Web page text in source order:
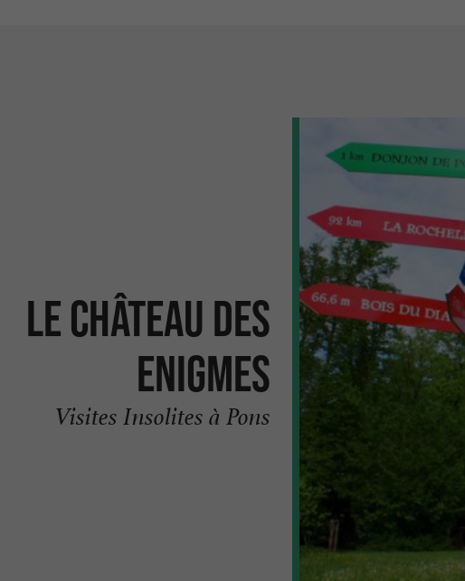
Le Château des
Enigmes
Visites Insolites à Pons